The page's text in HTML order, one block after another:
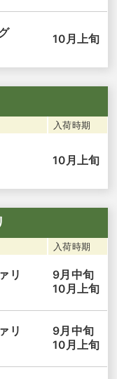
10月上旬
入荷時期
10月上旬
入荷時期
リ
9月中旬
10月上旬
リ
9月中旬
10月上旬